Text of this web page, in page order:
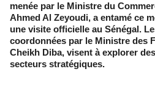
menée par le Ministre du
Ahmed Al Zeyoudi, a entamé ce
une visite officielle au Sénégal.
coordonnées par le Ministre des
Cheikh Diba, visent à explorer
secteurs stratégiques.